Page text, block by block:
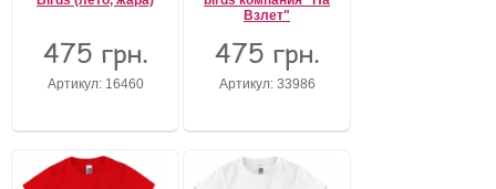
475 грн.
Артикул: 16460
Взлет"
475 грн.
Артикул: 33986